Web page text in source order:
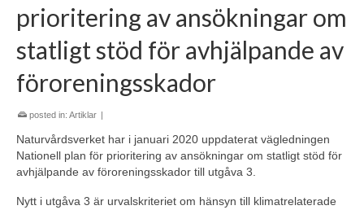
prioritering av ansökningar om
statligt stöd för avhjälpande av
föroreningsskador
posted in: Artiklar |
Naturvårdsverket har i januari 2020 uppdaterat vägledningen
Nationell plan för prioritering av ansökningar om statligt stöd för
avhjälpande av föroreningsskador till utgåva 3.
Nytt i utgåva 3 är urvalskriteriet om hänsyn till klimatrelaterade